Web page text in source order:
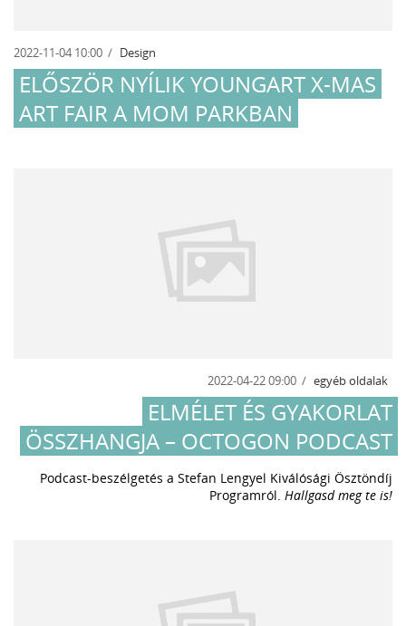
2022-11-04 10:00 Design
ELŐSZÖR NYÍLIK YOUNGART X-MAS
ART FAIR A MOM PARKBAN
2022-04-22 09:00 egyéb oldalak
ELMÉLET ÉS GYAKORLAT
ÖSSZHANGJA – OCTOGON PODCAST
Podcast-beszélgetés a Stefan Lengyel Kiválósági Ösztöndíj
Programról. Hallgasd meg te is!